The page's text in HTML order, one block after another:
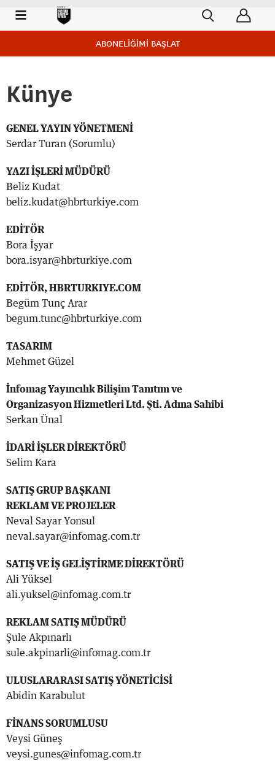
ABONELİĞİMİ BAŞLAT
Künye
GENEL YAYIN YÖNETMENİ
Serdar Turan (Sorumlu)
YAZI İŞLERİ MÜDÜRÜ
Beliz Kudat
beliz.kudat@hbrturkiye.com
EDİTÖR
Bora İşyar
bora.isyar@hbrturkiye.com
EDİTÖR, HBRTURKIYE.COM
Begüm Tunç Arar
begum.tunc@hbrturkiye.com
TASARIM
Mehmet Güzel
İnfomag Yayıncılık Bilişim Tanıtım ve
Organizasyon Hizmetleri Ltd. Şti. Adına Sahibi
Serkan Ünal
İDARİ İŞLER DİREKTÖRÜ
Selim Kara
SATIŞ GRUP BAŞKANI
REKLAM VE PROJELER
Neval Sayar Yonsul
neval.sayar@infomag.com.tr
SATIŞ VE İŞ GELİŞTİRME DİREKTÖRÜ
Ali Yüksel
ali.yuksel@infomag.com.tr
REKLAM SATIŞ MÜDÜRÜ
Şule Akpınarlı
sule.akpinarli@infomag.com.tr
ULUSLARARASI SATIŞ YÖNETİCİSİ
Abidin Karabulut
FİNANS SORUMLUSU
Veysi Güneş
veysi.gunes@infomag.com.tr